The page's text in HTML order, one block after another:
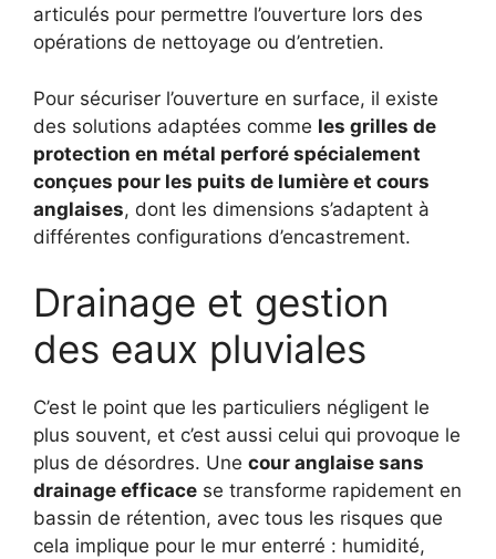
articulés pour permettre l’ouverture lors des
opérations de nettoyage ou d’entretien.
Pour sécuriser l’ouverture en surface, il existe
des solutions adaptées comme les grilles de
protection en métal perforé spécialement
conçues pour les puits de lumière et cours
anglaises, dont les dimensions s’adaptent à
différentes configurations d’encastrement.
Drainage et gestion
des eaux pluviales
C’est le point que les particuliers négligent le
plus souvent, et c’est aussi celui qui provoque le
plus de désordres. Une cour anglaise sans
drainage efficace se transforme rapidement en
bassin de rétention, avec tous les risques que
cela implique pour le mur enterré : humidité,